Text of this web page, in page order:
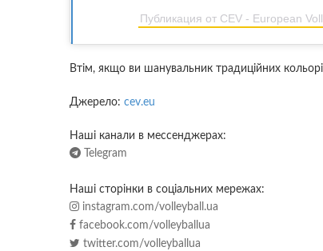
Публикация от CEV - European
Втім, якщо ви шанувальник традиційних
Джерело: cev.eu
Наші канали в мессенджерах:
Telegram
Наші сторінки в соціальних мережах:
instagram.com/volleyball.ua
facebook.com/volleyballua
twitter.com/volleyballua